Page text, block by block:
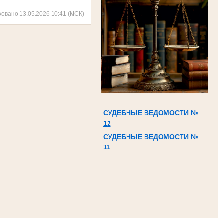
СУДЕБНЫЕ ВЕДОМОСТИ №
12
СУДЕБНЫЕ ВЕДОМОСТИ №
11
13.05.2026 10:41 (МСК)